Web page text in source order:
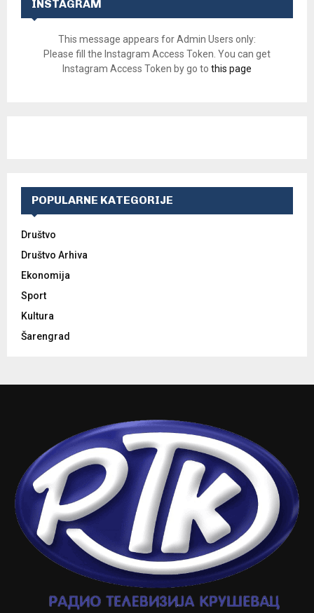
INSTAGRAM
This message appears for Admin Users only:
Please fill the Instagram Access Token. You can get
Instagram Access Token by go to this page
POPULARNE KATEGORIJE
Društvo
Društvo Arhiva
Ekonomija
Sport
Kultura
Šarengrad